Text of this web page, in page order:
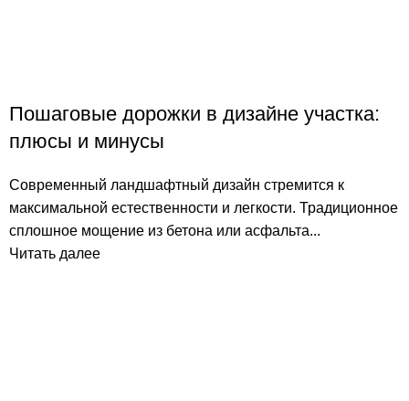
Пошаговые дорожки в дизайне участка:
плюсы и минусы
Современный ландшафтный дизайн стремится к
максимальной естественности и легкости. Традиционное
сплошное мощение из бетона или асфальта...
Читать далее